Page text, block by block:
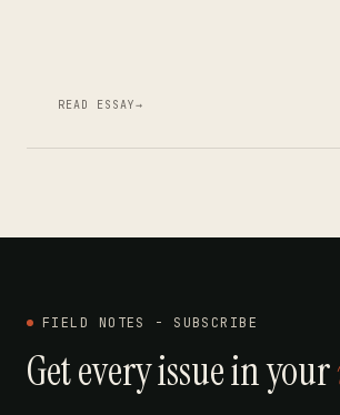
READ ESSAY→
FIELD NOTES - SUBSCRIBE
Get every issue in your